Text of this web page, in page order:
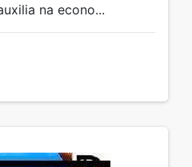
na econo...